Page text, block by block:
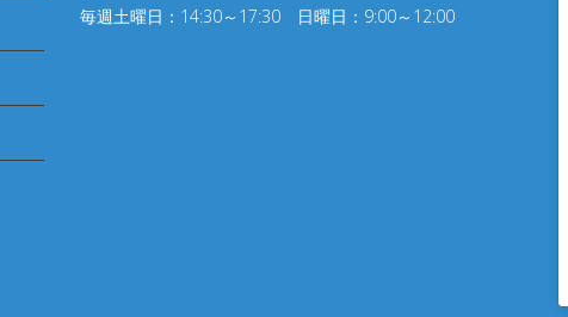
毎週土曜日：14:30～17:30 日曜日：9:00～12:00